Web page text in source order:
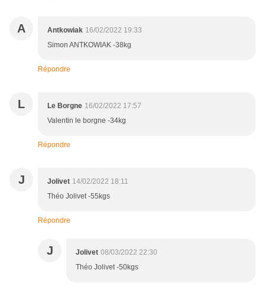
A Antkowiak 16/02/2022 19:33
Simon ANTKOWIAK -38kg
Répondre
L Le Borgne 16/02/2022 17:57
Valentin le borgne -34kg
Répondre
J Jolivet 14/02/2022 18:11
Théo Jolivet -55kgs
Répondre
J Jolivet 08/03/2022 22:30
Théo Jolivet -50kgs